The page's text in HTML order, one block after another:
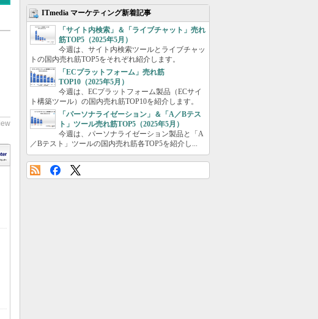
ITmedia マーケティング新着記事
「サイト内検索」＆「ライブチャット」売れ
筋TOP5（2025年5月）
今週は、サイト内検索ツールとライブチャッ
トの国内売れ筋TOP5をそれぞれ紹介します。
「ECプラットフォーム」売れ筋
TOP10（2025年5月）
今週は、ECプラットフォーム製品（ECサイ
ト構築ツール）の国内売れ筋TOP10を紹介します。
「パーソナライゼーション」＆「A／Bテス
ト」ツール売れ筋TOP5（2025年5月）
今週は、パーソナライゼーション製品と「A
／Bテスト」ツールの国内売れ筋各TOP5を紹介し...